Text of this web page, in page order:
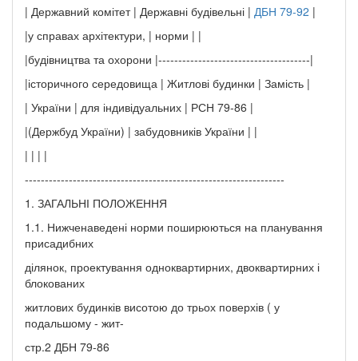
| Державний комітет | Державні будівельні | ДБН 79-92 |
|у справах архітектури, | норми | |
|будівництва та охорони |--------------------------------------|
|історичного середовища | Житлові будинки | Замість |
| України | для індивідуальних | РСН 79-86 |
|(Держбуд України) | забудовників України | |
| | | |
-----------------------------------------------------------------
1. ЗАГАЛЬНІ ПОЛОЖЕННЯ
1.1. Нижченаведені норми поширюються на планування
присадибних
ділянок, проектування одноквартирних, двоквартирних і
блокованих
житлових будинків висотою до трьох поверхів ( у
подальшому - жит-
стр.2 ДБН 79-86